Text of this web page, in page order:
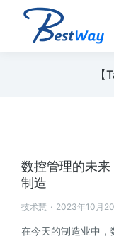
数控管理的未
制造
技术慧 2023年10月
在今天的制造业中